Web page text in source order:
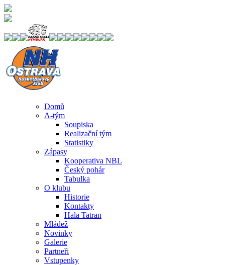
Domů
A-tým
Soupiska
Realizační tým
Statistiky
Zápasy
Kooperativa NBL
Český pohár
Tabulka
O klubu
Historie
Kontakty
Hala Tatran
Mládež
Novinky
Galerie
Partneři
Vstupenky